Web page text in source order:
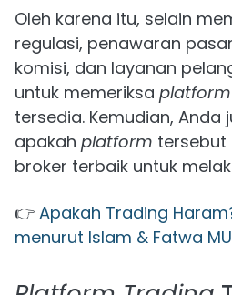
Oleh karena itu, selain
regulasi, penawaran
komisi, dan layanan
untuk memeriksa platform
tersedia. Kemudian, Anda
apakah platform tersebut
broker terbaik untuk
👉 Apakah Trading
menurut Islam & Fatwa